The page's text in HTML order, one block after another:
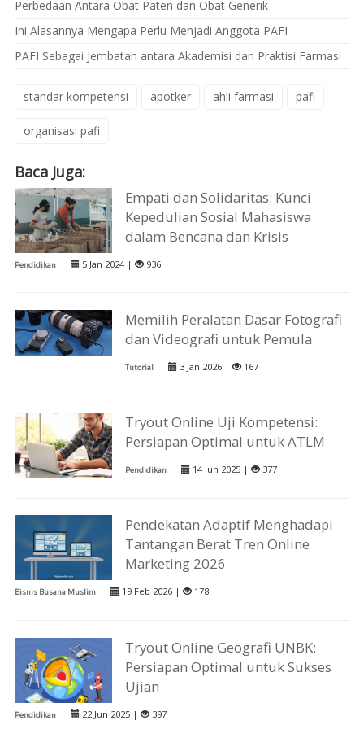
Perbedaan Antara Obat Paten dan Obat Generik
Ini Alasannya Mengapa Perlu Menjadi Anggota PAFI
PAFI Sebagai Jembatan antara Akademisi dan Praktisi Farmasi
standar kompetensi apotker ahli farmasi pafi
organisasi pafi
Baca Juga:
Empati dan Solidaritas: Kunci
Kepedulian Sosial Mahasiswa
dalam Bencana dan Krisis
Pendidikan 5 Jan 2024 | 936
Memilih Peralatan Dasar Fotografi
dan Videografi untuk Pemula
Tutorial 3 Jan 2026 | 167
Tryout Online Uji Kompetensi:
Persiapan Optimal untuk ATLM
Pendidikan 14 Jun 2025 | 377
Pendekatan Adaptif Menghadapi
Tantangan Berat Tren Online
Marketing 2026
Bisnis Busana Muslim 19 Feb 2026 | 178
Tryout Online Geografi UNBK:
Persiapan Optimal untuk Sukses
Ujian
Pendidikan 22 Jun 2025 | 397